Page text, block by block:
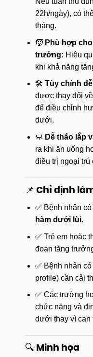
22h/ngày), có
tháng.
🧒 Phù hợp
trưởng: Hiệu
khi khả năng
🛠️ Tùy chỉnh
được thay đổi
để điều chỉnh
dưới.
🧼 Dễ tháo lắp
ra khi ăn uống
điều trị ngoại trú
📌 Chỉ định
✅ Bệnh nhân có
hàm dưới lùi.
✅ Trẻ em hoặc
đoạn tăng
✅ Bệnh nhân
profile) cần cải
✅ Các trường
chức năng và
dưới thay vì can
🔍 Minh họa